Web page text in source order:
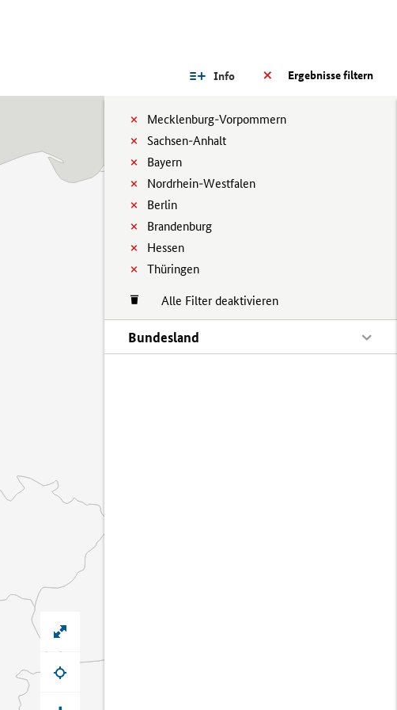
Ergebnisse filtern
Info
Mecklenburg-Vorpommern
Sachsen-Anhalt
Bayern
Nordrhein-Westfalen
Berlin
Brandenburg
Hessen
Thüringen
Alle Filter deaktivieren
Bundesland